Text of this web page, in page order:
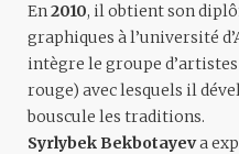
En2010, il obtient son
graphiques à l’université
intègre le groupe d’artistes
rouge) avec lesquels il
bouscule les traditions.
Syrlybek Bekbotayeva